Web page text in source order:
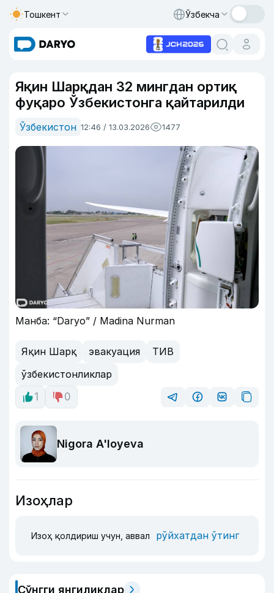
Тошкент Ўзбекча
Яқин Шарқдан 32 мингдан ортиқ
фуқаро Ўзбекистонга қайтарилди
Ўзбекистон 12:46 / 13.03.2026 1477
Манба: “Daryo” / Madina Nurman
Яқин Шарқ эвакуация
ТИВ
ўзбекистонликлар
1
0
Nigora A'loyeva
Изоҳлар
Изоҳ қолдириш учун, аввал рўйхатдан ўтинг
Сўнгги янгиликлар